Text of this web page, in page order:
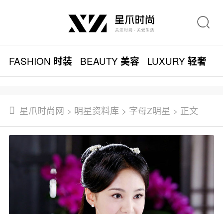
FASHION 时装 BEAUTY美容 LUXURY轻奢
星爪时尚网 > 明星资料库 > 字母Z明星 > 正文